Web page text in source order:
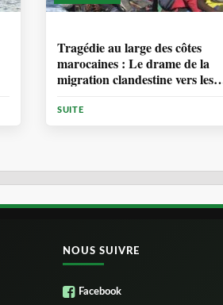
Tragédie au large des côtes
marocaines : Le drame de la
migration clandestine vers les
SUITE
NOUS SUIVRE
Facebook